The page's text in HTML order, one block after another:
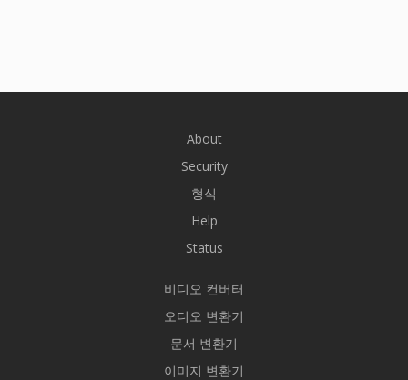
About
Security
형식
Help
Status
비디오 컨버터
오디오 변환기
문서 변환기
이미지 변환기